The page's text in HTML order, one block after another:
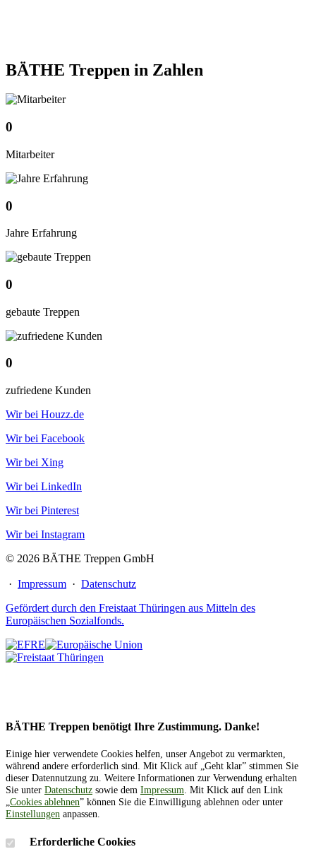
BÄTHE Treppen in Zahlen
0
Mitarbeiter
0
Jahre Erfahrung
0
gebaute Treppen
0
zufriedene Kunden
Wir bei Houzz.de
Wir bei Facebook
Wir bei Xing
Wir bei LinkedIn
Wir bei Pinterest
Wir bei Instagram
© 2026 BÄTHE Treppen GmbH
· Impressum · Datenschutz
Gefördert durch den Freistaat Thüringen aus Mitteln des
Europäischen Sozialfonds.
BÄTHE Treppen benötigt Ihre Zustimmung. Danke!
Einige hier verwendete Cookies helfen, unser Angebot zu vermarkten,
während andere erforderlich sind. Mit Klick auf „Geht klar” stimmen Sie
dieser Datennutzung zu. Weitere Informationen zur Verwendung erhalten
Sie unter Datenschutz sowie dem Impressum. Mit Klick auf den Link
„Cookies ablehnen” können Sie die Einwilligung ablehnen oder unter
Einstellungen anpassen.
Erforderliche Cookies